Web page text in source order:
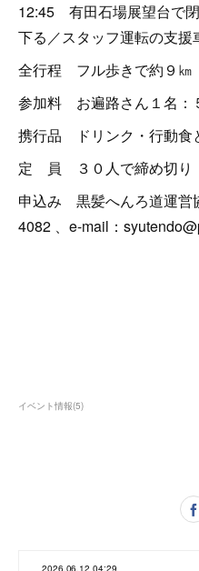
12:45 有田石場展望台で
下る／スタッフ運転の支援
全行程 フル歩きで約９㎞
参加料 お遍路さん１名：
携行品 ドリンク・行動食
定 員 ３０人で締め切り
申込み 黒髪へんろ道運営
4082 、e-mail：
イベント情報(5)
2026.06.12 04:29